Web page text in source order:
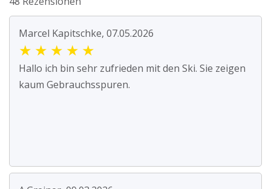
Marcel Kapitschke, 07.05.2026
★ ★ ★ ★ ★
Hallo ich bin sehr zufrieden mit den Ski. Sie zeigen
kaum Gebrauchsspuren.